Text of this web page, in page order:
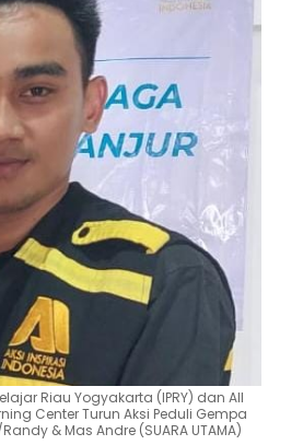
Riau Yogyakarta (IPRY) dan AII
Center Turun Aksi Peduli Gempa
& Mas Andre (SUARA UTAMA)